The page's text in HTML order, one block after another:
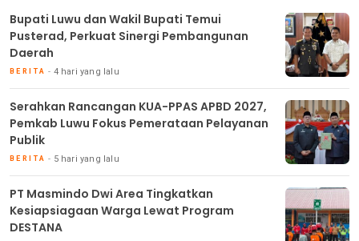
Bupati Luwu dan Wakil Bupati Temui
Pusterad, Perkuat Sinergi Pembangunan
Daerah
BERITA 4 hari yang lalu
Serahkan Rancangan KUA-PPAS APBD 2027,
Pemkab Luwu Fokus Pemerataan Pelayanan
Publik
BERITA 5 hari yang lalu
PT Masmindo Dwi Area Tingkatkan
Kesiapsiagaan Warga Lewat Program
DESTANA